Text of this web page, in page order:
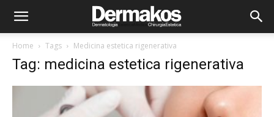
Home Tags Medicina estetica rigenerativa
Tag: medicina estetica rigenerativa